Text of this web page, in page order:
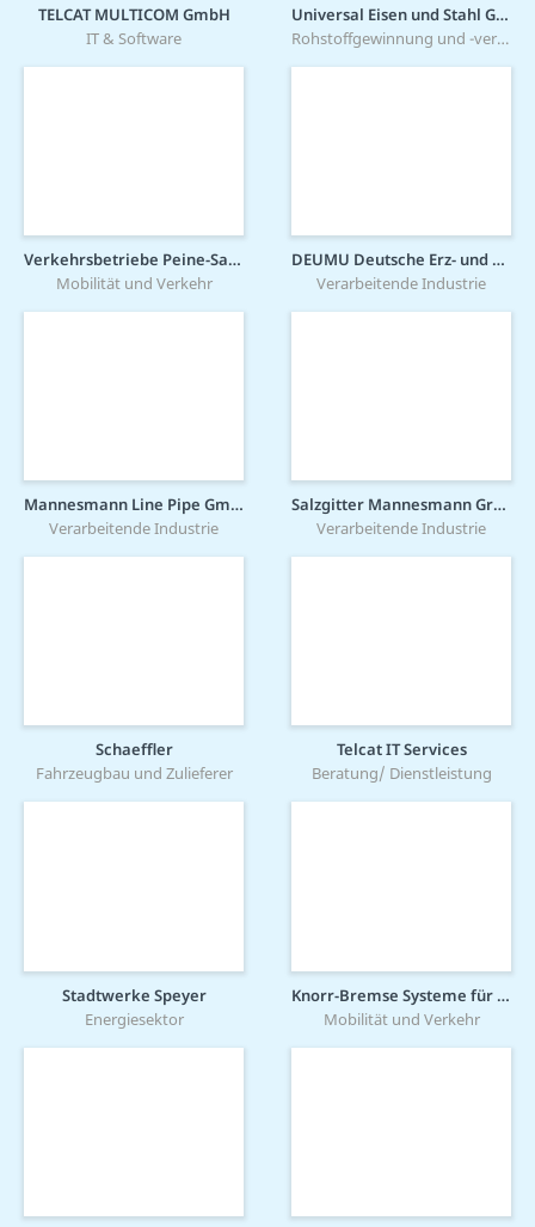
TELCAT MULTICOM GmbH
IT & Software
Universal Eisen und Stahl GmbH
Rohstoffgewinnung und -verarbeitung
Verkehrsbetriebe Peine-Salzgitter GmbH
Mobilität und Verkehr
DEUMU Deutsche Erz- und Metall-Union GmbH
Verarbeitende Industrie
Mannesmann Line Pipe GmbH
Verarbeitende Industrie
Salzgitter Mannesmann Grobblech GmbH
Verarbeitende Industrie
Schaeffler
Fahrzeugbau und Zulieferer
Telcat IT Services
Beratung/ Dienstleistung
Stadtwerke Speyer
Energiesektor
Knorr-Bremse Systeme für Schienenfahrzeuge GmbH
Mobilität und Verkehr